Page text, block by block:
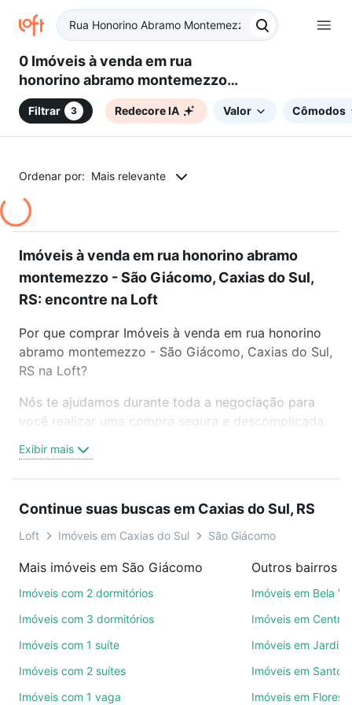
0 Imóveis à venda em rua
honorino abramo montemezzo -
São Giácomo, Caxias do Sul, RS
Filtrar 3 Redecore IA Valor Cômodos
Ordenar por: Mais relevante
Imóveis à venda em rua honorino abramo
montemezzo - São Giácomo, Caxias do Sul,
RS: encontre na Loft
Por que comprar Imóveis à venda em rua honorino
abramo montemezzo - São Giácomo, Caxias do Sul,
RS na Loft?
Nós te ajudamos durante toda a negociação para
você realizar uma compra segura e descomplicada.
trabalho e do metrô, aqui você vai encontrar a
oferta ideal de Imóveis à venda em rua honorino
RS para conquistar seu sonho. Agende uma visita
presencial ou por videochamada, é grátis, sem
mil corretores e imobiliárias te ajudando na compra,
venda ou troca de imóveis.
Como escolher um imóvel?
Use barra de busca no topo para pesquisar por
ruas, bairros e até condomínios favoritos. Você
também pode usar os filtros como quantidade de
Exibir mais
Continue suas buscas em Caxias do Sul, RS
Loft Imóveis em Caxias do Sul São Giácomo
Mais imóveis em São Giácomo
Imóveis com 2 dormitórios
Imóveis com 3 dormitórios
Imóveis com 1 suíte
Imóveis com 2 suítes
Imóveis com 1 vaga
Imóveis em Bela
Imóveis em Centro
Imóveis em Jardim
Imóveis em Santo
Imóveis em